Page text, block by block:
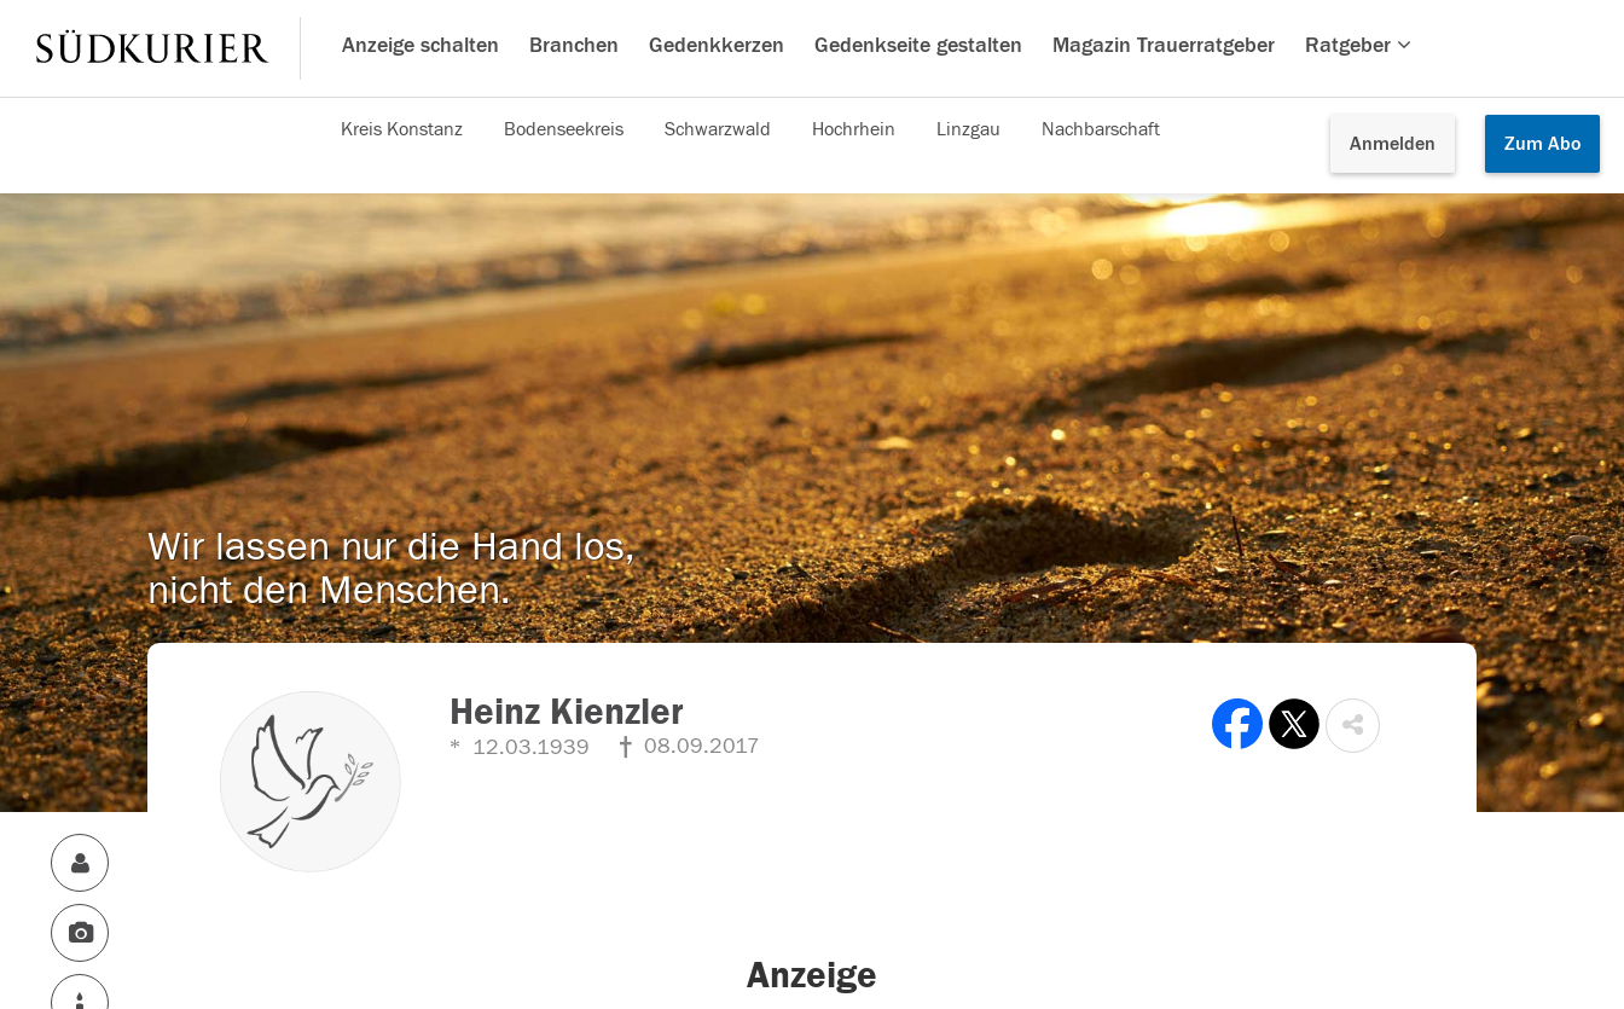
Anzeige schalten Branchen Gedenkkerzen Gedenkseite gestalten Magazin Trauerratgeber Ratgeber
Anmelden Zum Abo
Kreis Konstanz Bodenseekreis Schwarzwald Hochrhein Linzgau Nachbarschaft
Wir lassen nur die Hand los,
nicht den Menschen.
Heinz Kienzler
12.03.1939 08.09.2017
Anzeige